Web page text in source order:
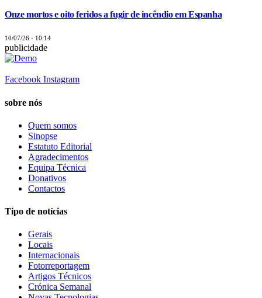
Onze mortos e oito feridos a fugir de incêndio em Espanha
10/07/26 - 10:14
publicidade
Facebook Instagram
sobre nós
Quem somos
Sinopse
Estatuto Editorial
Agradecimentos
Equipa Técnica
Donativos
Contactos
Tipo de notícias
Gerais
Locais
Internacionais
Fotorreportagem
Artigos Técnicos
Crónica Semanal